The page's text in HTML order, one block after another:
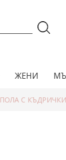
ЖЕНИ
ПОЛА С